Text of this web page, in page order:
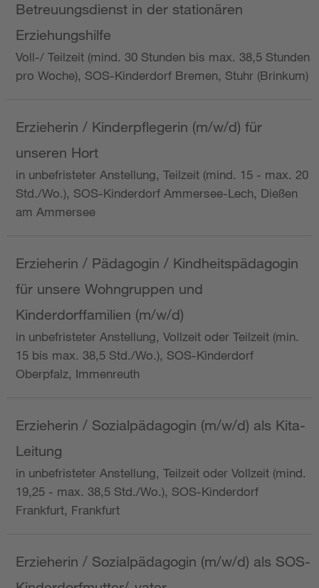
Betreuungsdienst in der stationären
Erziehungshilfe
Voll-/ Teilzeit (mind. 30 Stunden bis max. 38,5 Stunden
pro Woche), SOS-Kinderdorf Bremen, Stuhr (Brinkum)
Erzieherin / Kinderpflegerin (m/w/d) für
unseren Hort
in unbefristeter Anstellung, Teilzeit (mind. 15 - max. 20
Std./Wo.), SOS-Kinderdorf Ammersee-Lech, Dießen
am Ammersee
Erzieherin / Pädagogin / Kindheitspädagogin
für unsere Wohngruppen und
Kinderdorffamilien (m/w/d)
in unbefristeter Anstellung, Vollzeit oder Teilzeit (min.
15 bis max. 38,5 Std./Wo.), SOS-Kinderdorf
Oberpfalz, Immenreuth
Erzieherin / Sozialpädagogin (m/w/d) als Kita-
Leitung
in unbefristeter Anstellung, Teilzeit oder Vollzeit (mind.
19,25 - max. 38,5 Std./Wo.), SOS-Kinderdorf
Frankfurt, Frankfurt
Erzieherin / Sozialpädagogin (m/w/d) als SOS-